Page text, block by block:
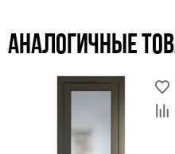
Аналогичные